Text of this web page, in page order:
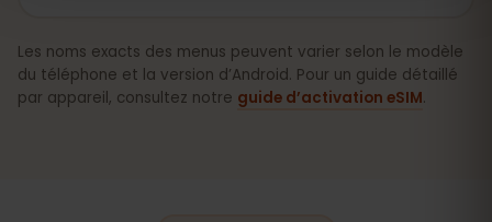
Les noms exacts des menus peuvent varier selon le modèle
du téléphone et la version d’Android. Pour un guide détaillé
par appareil, consultez notre guide d’activation eSIM.